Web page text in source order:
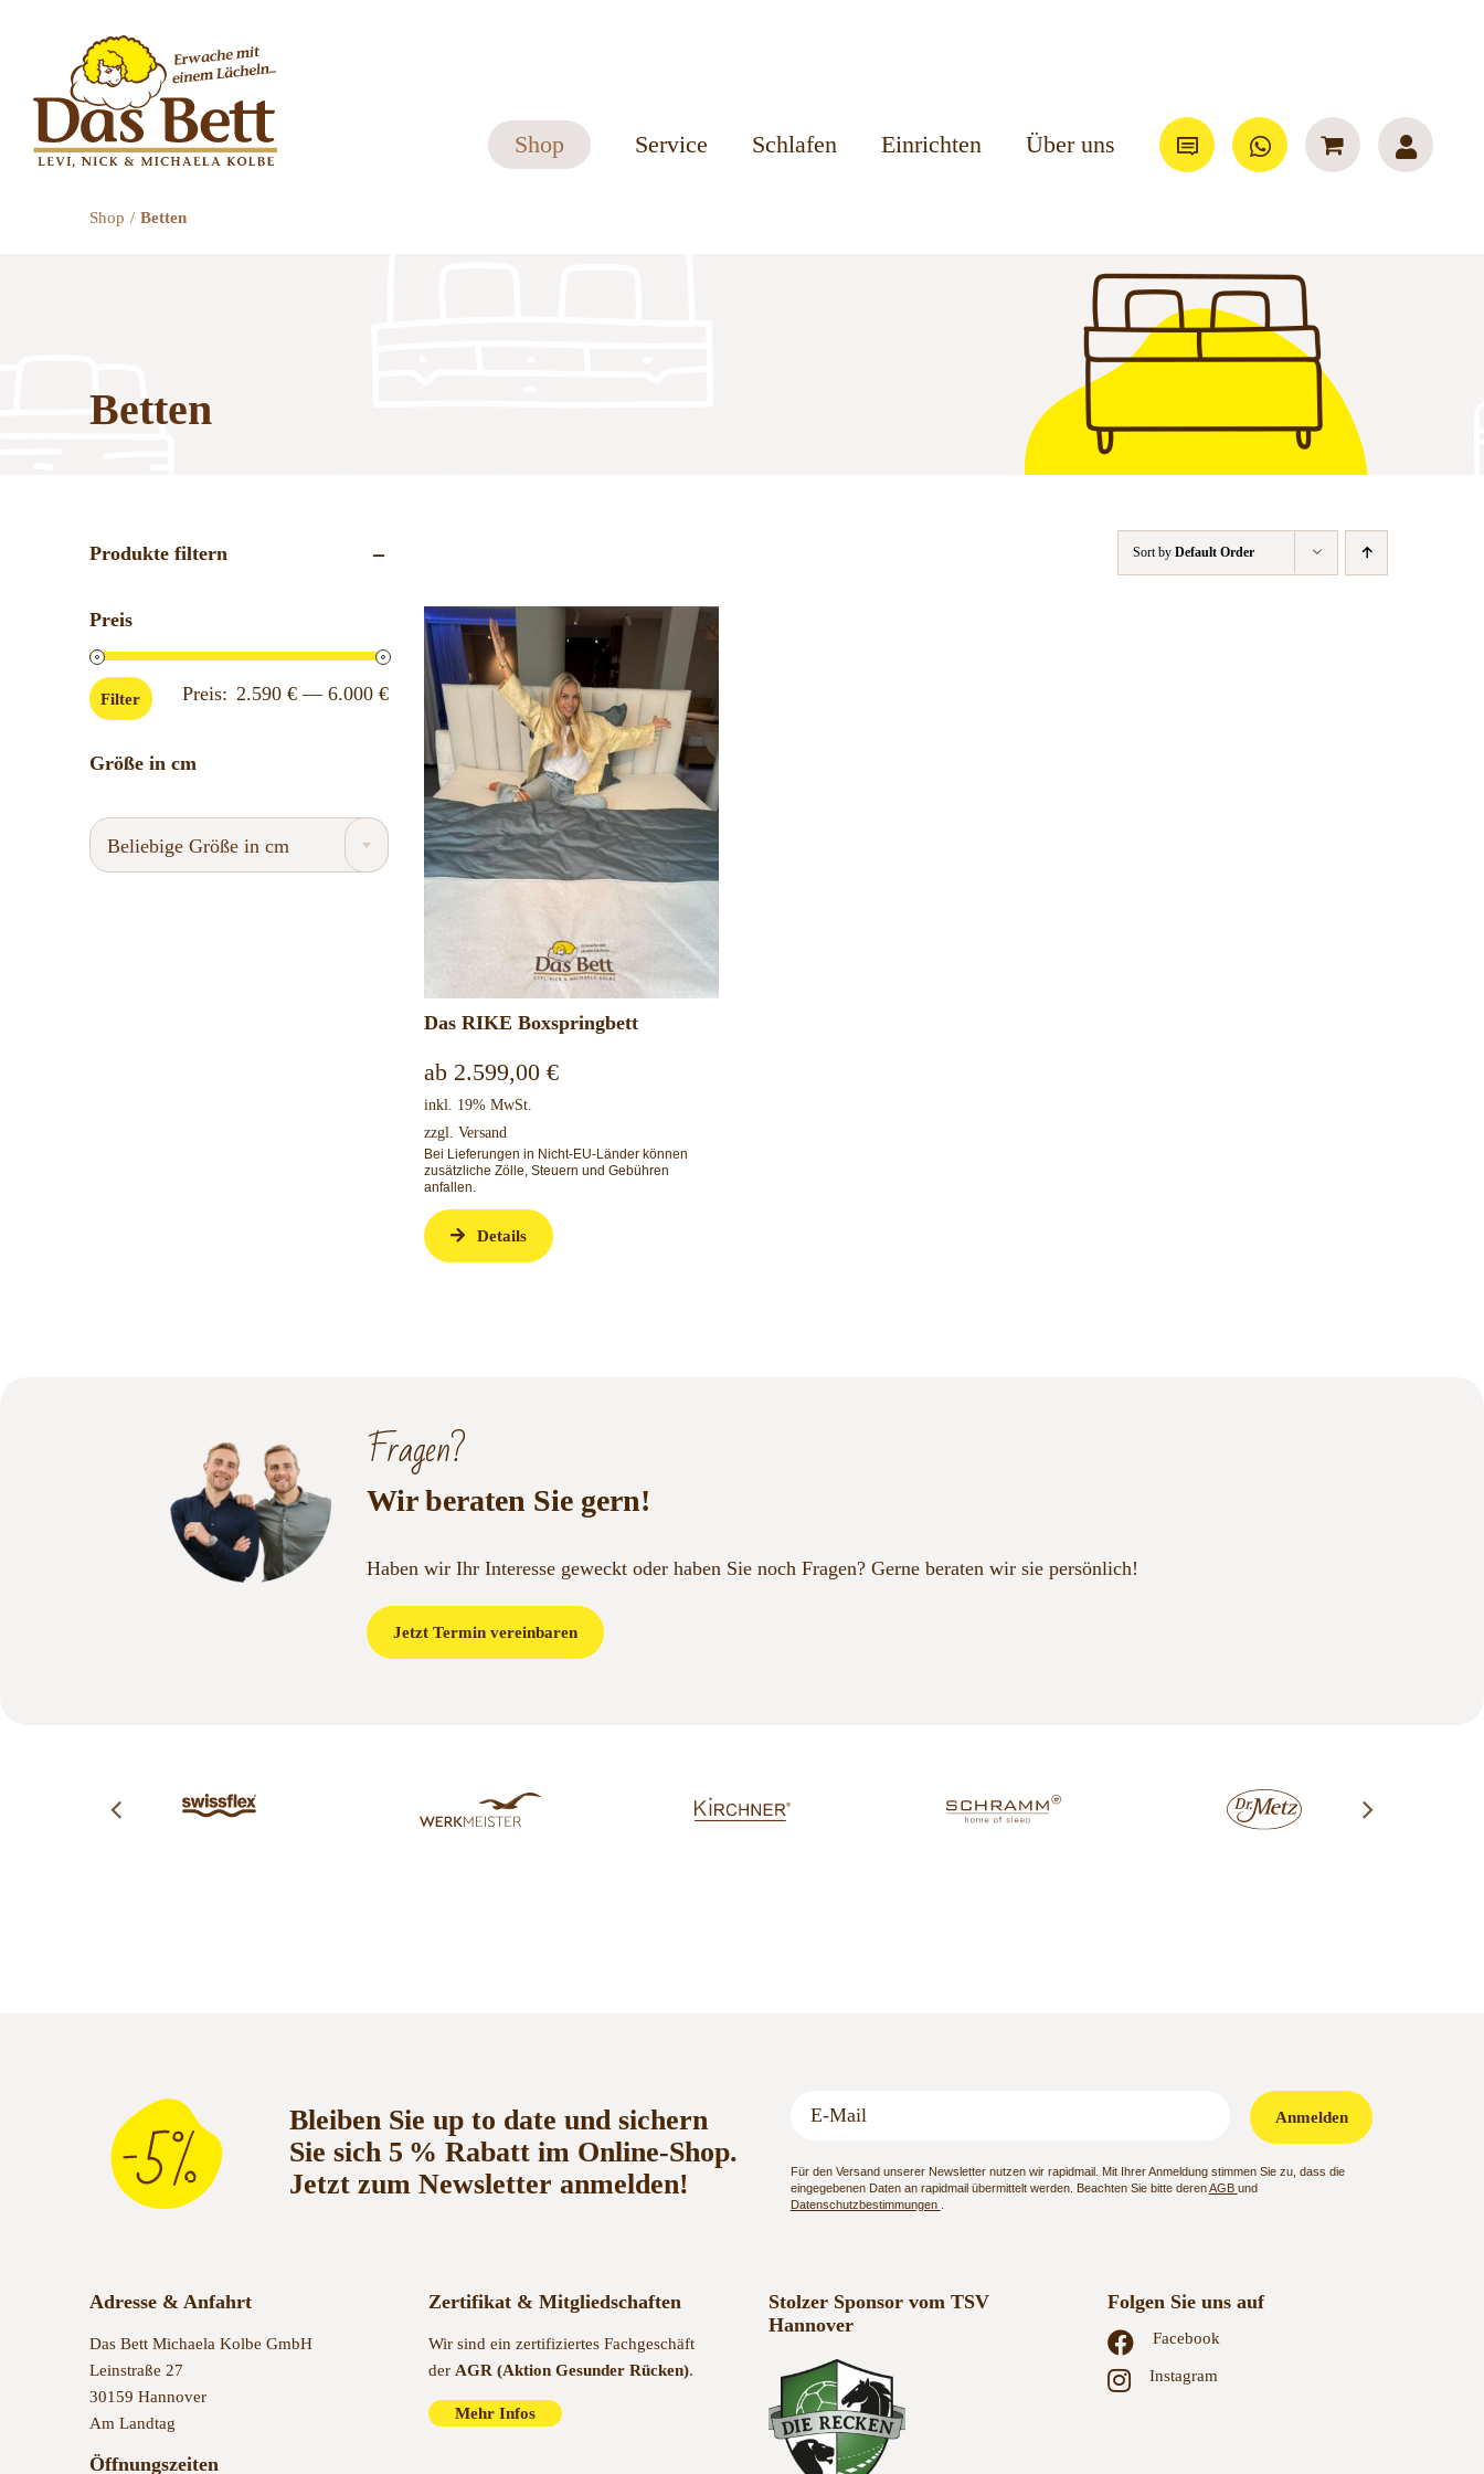
Shop Service Schlafen Einrichten Über uns
Shop Betten
Betten
Produkte filtern
Preis
Min.
Preis
Max.
Preis
Filter Preis: 2.590 € —6.000 €
Größe in cm
Beliebige Größe in cm
Sort byDefault Order
Das RIKE Boxspringbett
ab 2.599,00€
inkl. 19% MwSt.
zzgl.Versand
Bei Lieferungen in Nicht-EU-Länder können
zusätzliche Zölle, Steuern und Gebühren
anfallen.
Details
Fragen?
Wir beraten Sie gern!
Haben wir Ihr Interesse geweckt oder haben Sie noch Fragen?Gerne beraten wir sie persönlich!
Jetzt Termin vereinbaren
Bleiben Sie up to date und sichern
Sie sich 5 % Rabatt im Online-Shop.
Jetzt zum Newsletter anmelden!
Anmelden
Für den Versand unserer Newsletter nutzen wir rapidmail. Mit Ihrer Anmeldung stimmen Sie zu, dass die
eingegebenen Daten an rapidmail übermittelt werden. Beachten Sie bitte derenAGB und
Datenschutzbestimmungen
Adresse & Anfahrt
Das Bett Michaela Kolbe GmbH
Leinstraße 27
30159 Hannover
Am Landtag
Öffnungszeiten
Zertifikat & Mitgliedschaften
Wir sind ein zertifiziertes Fachgeschäft
der AGR (Aktion Gesunder Rücken).
Mehr Infos
Stolzer Sponsor vom TSV
Hannover
Folgen Sie uns auf
Facebook
Instagram